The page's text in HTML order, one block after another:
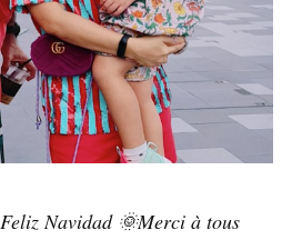
Feliz Navidad 🌞Merci à tous